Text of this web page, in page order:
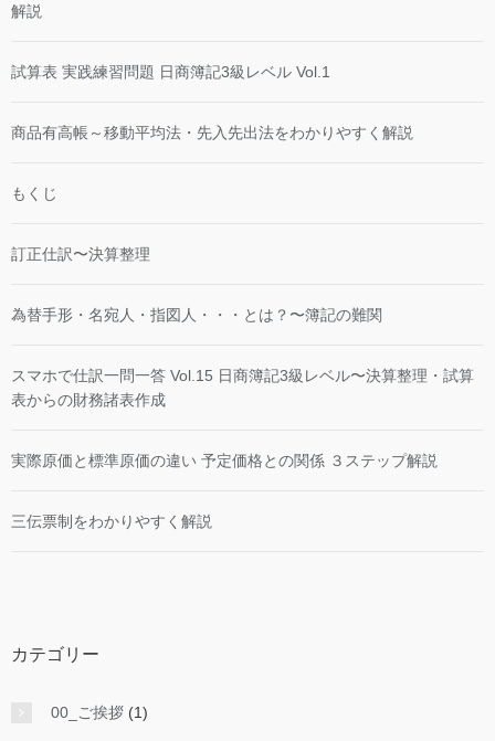
解説
試算表 実践練習問題 日商簿記3級レベル Vol.1
商品有高帳～移動平均法・先入先出法をわかりやすく解説
もくじ
訂正仕訳〜決算整理
為替手形・名宛人・指図人・・・とは？〜簿記の難関
スマホで仕訳一問一答 Vol.15 日商簿記3級レベル〜決算整理・試算
表からの財務諸表作成
実際原価と標準原価の違い 予定価格との関係 ３ステップ解説
三伝票制をわかりやすく解説
カテゴリー
00_ご挨拶 (1)